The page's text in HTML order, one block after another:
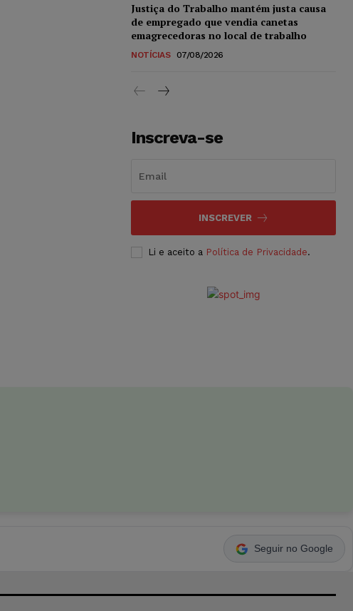
Justiça do Trabalho mantém justa causa
de empregado que vendia canetas
emagrecedoras no local de trabalho
NOTÍCIAS 07/08/2026
Inscreva-se
INSCREVER
Li e aceito a Política de Privacidade.
Seguir no Google